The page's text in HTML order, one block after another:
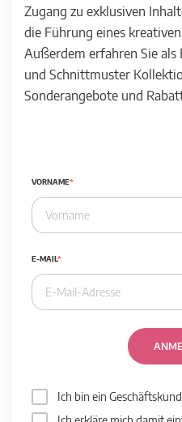
Zugang zu exklusiven
die Führung eines
Außerdem erfahren Sie als
und Schnittmuster
Sonderangebote und
VORNAME
E-MAIL
Ich bin ein